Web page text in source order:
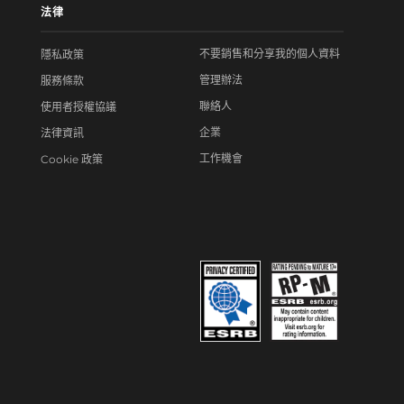
法律
隱私政策
服務條款
使用者授權協議
法律資訊
Cookie 政策
不要銷售和分享我的個人資料
管理辦法
聯絡人
企業
工作機會